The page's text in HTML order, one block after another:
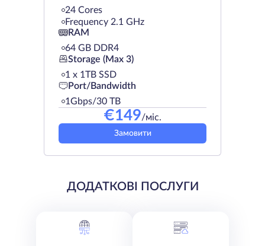
24 Cores
Frequency 2.1 GHz
RAM
64 GB DDR4
Storage (Max 3)
1 х 1TB SSD
Port/Bandwidth
1Gbps/30 TB
€149/міс.
Замовити
ДОДАТКОВІ ПОСЛУГИ